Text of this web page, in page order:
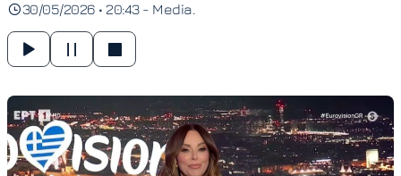
30/05/2026 • 20:43 - Media